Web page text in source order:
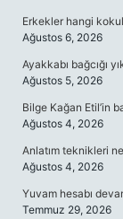
Erkekler hangi
Ağustos 6, 2026
Ayakkabı bağcığı
Ağustos 5, 2026
Bilge Kağan Etil’in
Ağustos 4, 2026
Anlatım teknikleri
Ağustos 4, 2026
Yuvam hesabı
Temmuz 29, 2026